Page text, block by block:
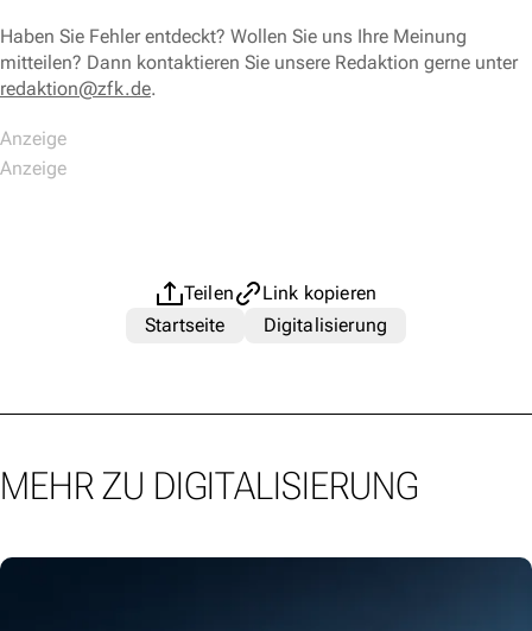
Haben Sie Fehler entdeckt? Wollen Sie uns Ihre Meinung
mitteilen? Dann kontaktieren Sie unsere Redaktion gerne unter
redaktion@zfk.de.
Teilen
Link kopieren
Startseite
Digitalisierung
MEHR ZU DIGITALISIERUNG